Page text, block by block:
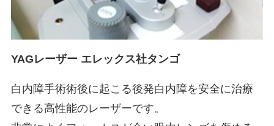
YAGレーザー エレックス社タンゴ
白内障手術術後に起こる後発白内障を安全に治療
できる高性能のレーザーです。